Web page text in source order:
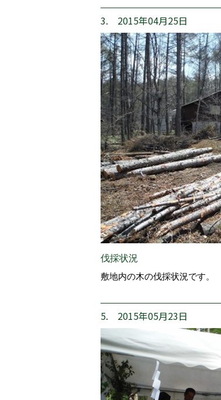
3. 2015年04月25日
伐採状況
敷地内の木の伐採状況です。
5. 2015年05月23日